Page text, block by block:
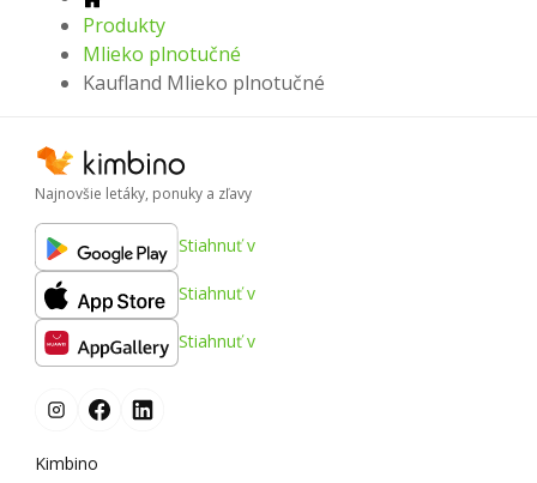
Produkty
Mlieko plnotučné
Kaufland Mlieko plnotučné
Najnovšie letáky, ponuky a zľavy
Stiahnuť v
Stiahnuť v
Stiahnuť v
Kimbino